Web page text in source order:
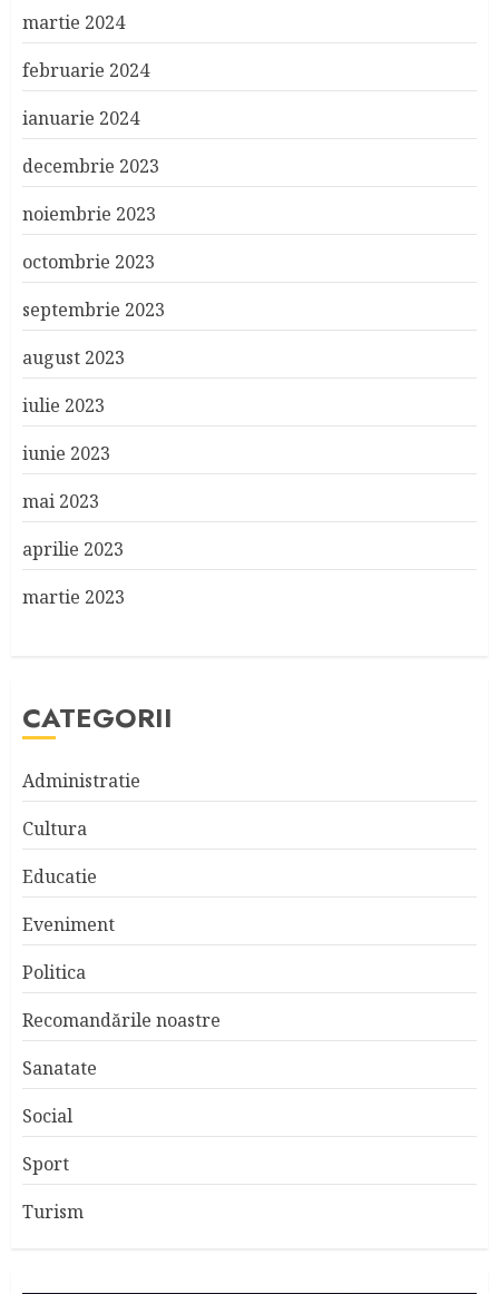
martie 2024
februarie 2024
ianuarie 2024
decembrie 2023
noiembrie 2023
octombrie 2023
septembrie 2023
august 2023
iulie 2023
iunie 2023
mai 2023
aprilie 2023
martie 2023
CATEGORII
Administratie
Cultura
Educatie
Eveniment
Politica
Recomandările noastre
Sanatate
Social
Sport
Turism